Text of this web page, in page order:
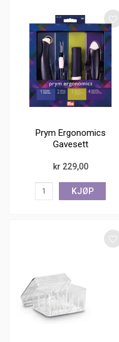
Prym Ergonomics
Gavesett
kr 229,00
KJØP